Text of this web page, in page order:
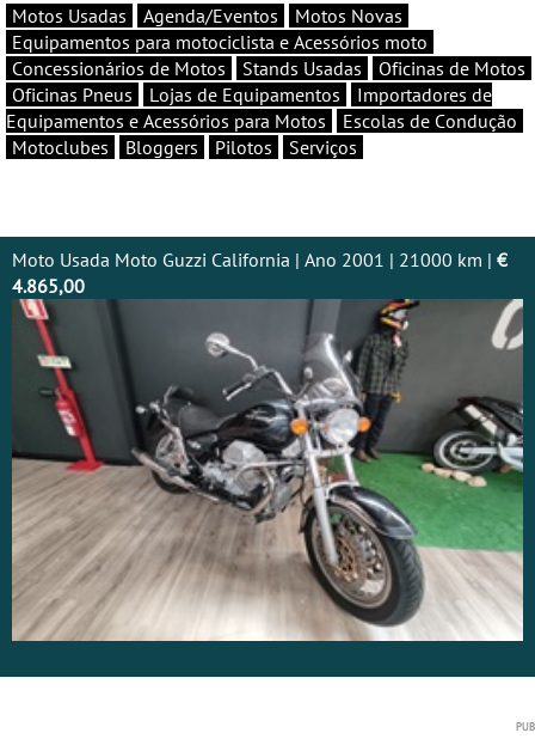
Motos Usadas Agenda/Eventos
Motos Novas
Equipamentos para motociclista e Acessórios moto
Concessionários de Motos
Stands Usadas
Oficinas de Motos
Oficinas Pneus
Lojas de Equipamentos
Importadores de
Equipamentos e Acessórios para Motos
Escolas de Condução
Motoclubes
Bloggers Pilotos Serviços
Moto Usada Moto Guzzi California | Ano 2001 | 21000 km | €
4.865,00